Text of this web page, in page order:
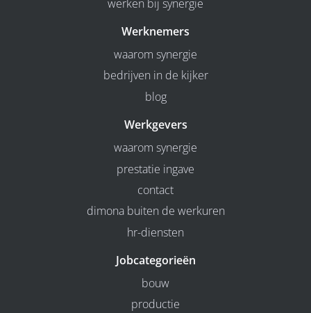
werken bij synergie
Werknemers
waarom synergie
bedrijven in de kijker
blog
Werkgevers
waarom synergie
prestatie ingave
contact
dimona buiten de werkuren
hr-diensten
Jobcategorieën
bouw
productie